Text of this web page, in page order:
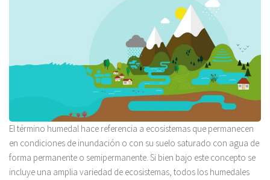
El término humedal hace referencia a ecosistemas que permanecen
en condiciones de inundación o con su suelo saturado con agua de
forma permanente o semipermanente. Si bien bajo este concepto se
incluye una amplia variedad de ecosistemas, todos los humedales